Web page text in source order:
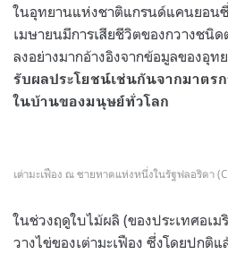
ในอุทยานแห่งชาติแกรนด์แคนยอน
เมษายนมีการเสียชีวิตของกวางชนิ
ลงอย่างมากอ้างอิงจากข้อมูลของอุท
รับผลประโยชน์เช่นกันจากมาตร
ในบ้านของมนุษย์ทั่วโลก
เต่ามะเฟือง ณ ชายหาดแห่งหนึ่งในรัฐฟลอริดา
ในช่วงฤดูใบไม้ผลิ (ของประเทศอเม
วางไข่ของเต่ามะเฟือง ซึ่งโดยปกติ